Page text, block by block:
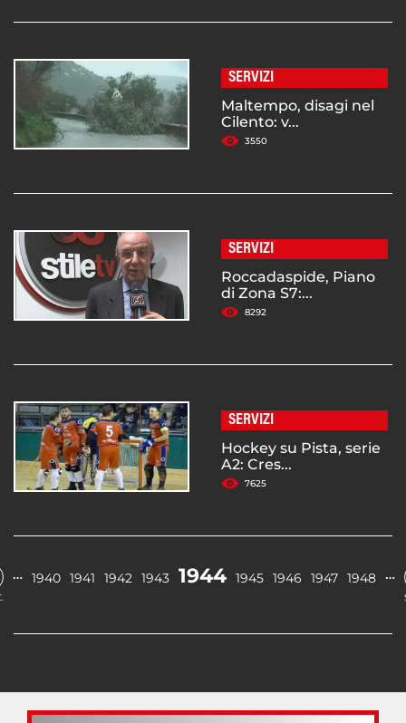
SERVIZI
Maltempo, disagi nel
Cilento: v...
3550
SERVIZI
Roccadaspide, Piano
di Zona S7:...
8292
SERVIZI
Hockey su Pista, serie
A2: Cres...
7625
… 1940 1941 1942 1943 1944 1945 1946 1947 1948 …